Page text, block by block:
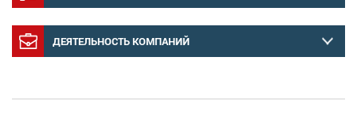
ДЕЯТЕЛЬНОСТЬ КОМПАНИЙ